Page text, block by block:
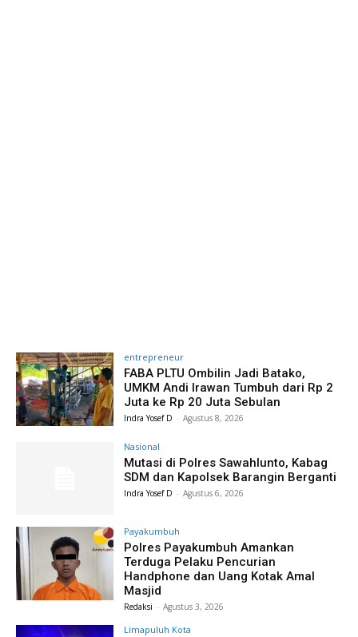
entrepreneur
FABA PLTU Ombilin Jadi Batako,
UMKM Andi Irawan Tumbuh dari Rp 2
Juta ke Rp 20 Juta Sebulan
Indra Yosef D - Agustus 8, 2026
Nasional
Mutasi di Polres Sawahlunto, Kabag
SDM dan Kapolsek Barangin Berganti
Indra Yosef D - Agustus 6, 2026
Payakumbuh
Polres Payakumbuh Amankan
Terduga Pelaku Pencurian
Handphone dan Uang Kotak Amal
Masjid
Redaksi - Agustus 3, 2026
Limapuluh Kota